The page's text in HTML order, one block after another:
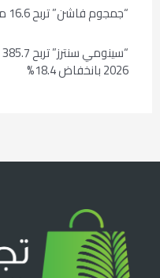
“جمجوم فاشن” تربح 16.6 مليون ريال في الربع الثالث من 2026
2026 بانخفاض 18.4%